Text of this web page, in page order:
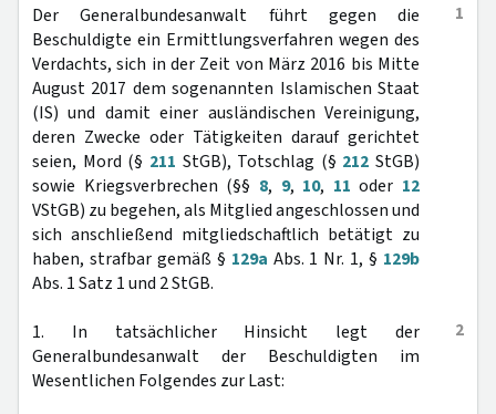
1
Der Generalbundesanwalt führt gegen die
Beschuldigte ein Ermittlungsverfahren wegen des
Verdachts, sich in der Zeit von März 2016 bis Mitte
August 2017 dem sogenannten Islamischen Staat
(IS) und damit einer ausländischen Vereinigung,
deren Zwecke oder Tätigkeiten darauf gerichtet
seien, Mord (§ 211 StGB), Totschlag (§ 212 StGB)
sowie Kriegsverbrechen (§§ 8, 9, 10, 11 oder 12
VStGB) zu begehen, als Mitglied angeschlossen und
sich anschließend mitgliedschaftlich betätigt zu
haben, strafbar gemäß § 129a Abs. 1 Nr. 1, § 129b
Abs. 1 Satz 1 und 2 StGB.
2
1. In tatsächlicher Hinsicht legt der
Generalbundesanwalt der Beschuldigten im
Wesentlichen Folgendes zur Last: